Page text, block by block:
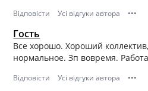
Відповісти Усі відгуки автора •••
Гость
Все хорошо. Хороший
нормальное. Зп вовремя.
Відповісти Усі відгуки автора •••